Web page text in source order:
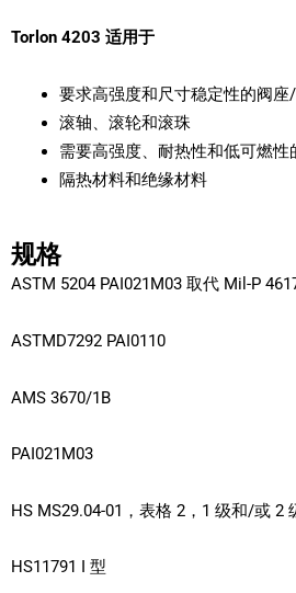
Torlon 4203 适用于
要求高强度和尺寸稳定性的阀座
滚轴、滚轮和滚珠
需要高强度、耐热性和低可燃性
隔热材料和绝缘材料
规格
ASTM 5204 PAI021M03 取代 Mil-P
ASTMD7292 PAI0110
AMS 3670/1B
PAI021M03
HS MS29.04-01，表格 2，1 级和/或 2
HS11791 I 型